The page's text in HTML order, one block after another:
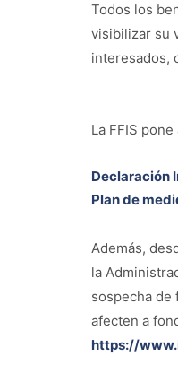
Todos los
visibilizar su
interesados,
La FFIS
Declaración
Plan de
Además,
la
sospecha de
afecten a
https://